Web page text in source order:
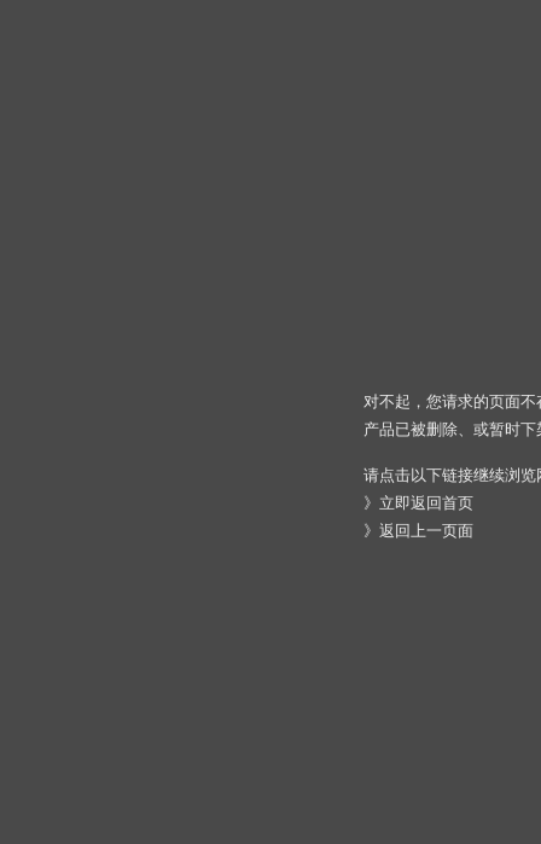
对不起，您请求的页面
产品已被删除、或暂时下
请点击以下链接继续浏览
》 立即返回首页
》 返回上一页面